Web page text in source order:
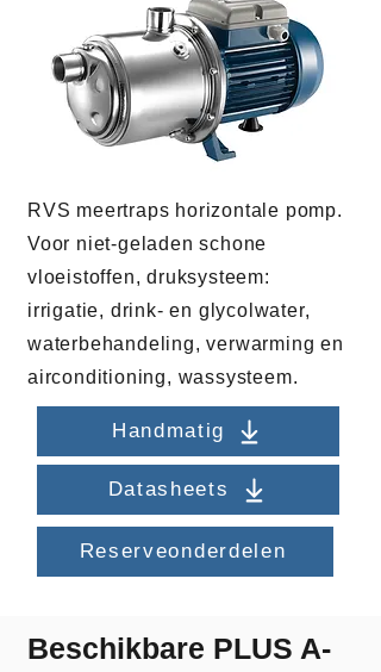
RVS meertraps horizontale pomp.
Voor niet-geladen schone
vloeistoffen, druksysteem:
irrigatie, drink- en glycolwater,
waterbehandeling, verwarming en
airconditioning, wassysteem.
Handmatig
Datasheets
Reserveonderdelen
Beschikbare PLUS A-